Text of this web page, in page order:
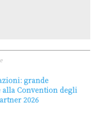
grande
Convention degli
2026